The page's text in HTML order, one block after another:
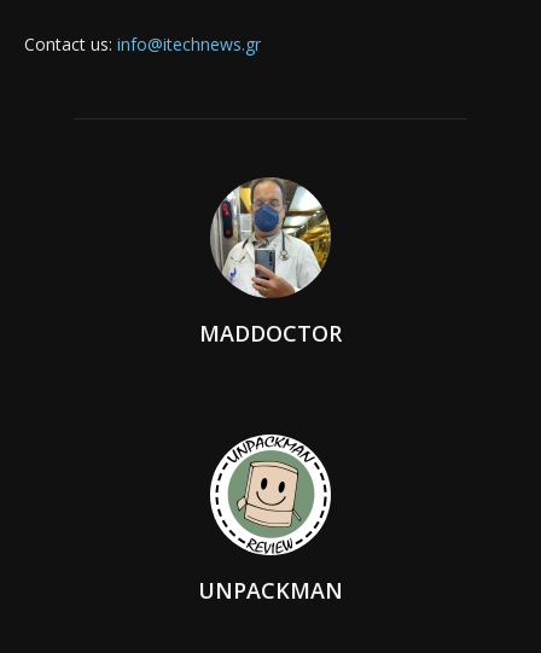
Contact us: info@itechnews.gr
MADDOCTOR
UNPACKMAN